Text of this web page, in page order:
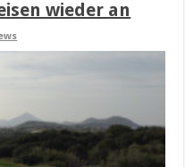
wieder an